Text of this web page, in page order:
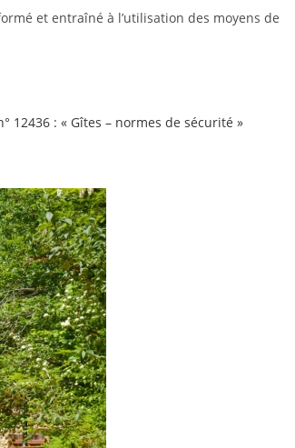
et entraîné à l’utilisation des moyens de
12436 : « Gîtes – normes de sécurité »